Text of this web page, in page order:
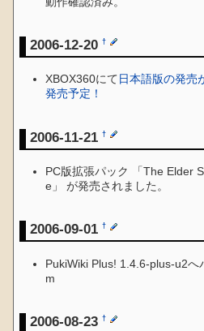
2006-12-20†
XBOX360にて日本語版の発売
発売予定！
2006-11-21†
PC版拡張パック 「The Elder
e」 が発売されました。
2006-09-01†
PukiWiki Plus! 1.4.6-plus-u2
m
2006-08-23†